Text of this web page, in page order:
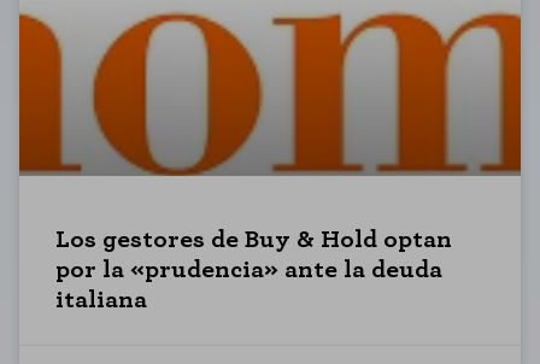
Los gestores de Buy & Hold optan
por la «prudencia» ante la deuda
italiana